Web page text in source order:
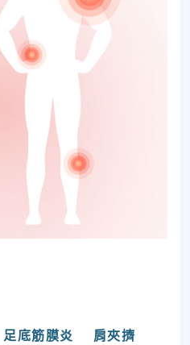
足底筋膜炎
肩夾擠